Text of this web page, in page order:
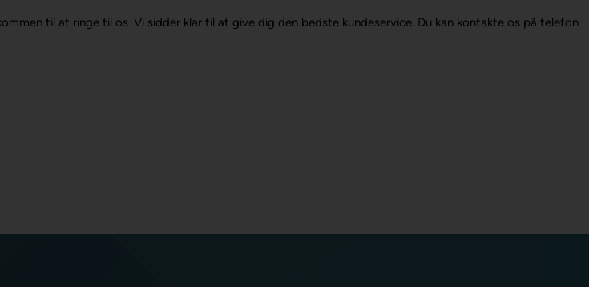
til at ringe til os. Vi sidder klar til at give dig den bedste kundeservice. Du kan kontakte os på telefon